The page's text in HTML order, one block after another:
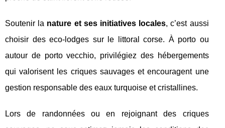
Soutenir la nature et ses initiatives locales, c’est aussi
choisir des eco-lodges sur le littoral corse. À porto ou
autour de porto vecchio, privilégiez des hébergements
qui valorisent les criques sauvages et encouragent une
gestion responsable des eaux turquoise et cristallines.
Lors de randonnées ou en rejoignant des criques